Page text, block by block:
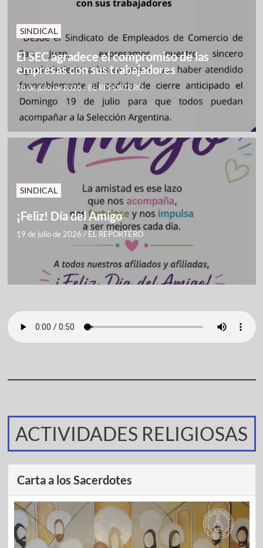
SINDICAL
El SEC agradece el compromiso de las
empresas con sus trabajadores
28 de julio de 2026/ EL REPORTERO
SINDICAL
¡Feliz! Día del Amigo
19 de julio de 2026 / EL REPORTERO
ACTIVIDADES RELIGIOSAS
Carta a los Sacerdotes